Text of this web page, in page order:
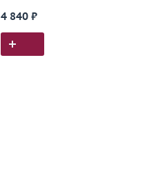
4 840 ₽